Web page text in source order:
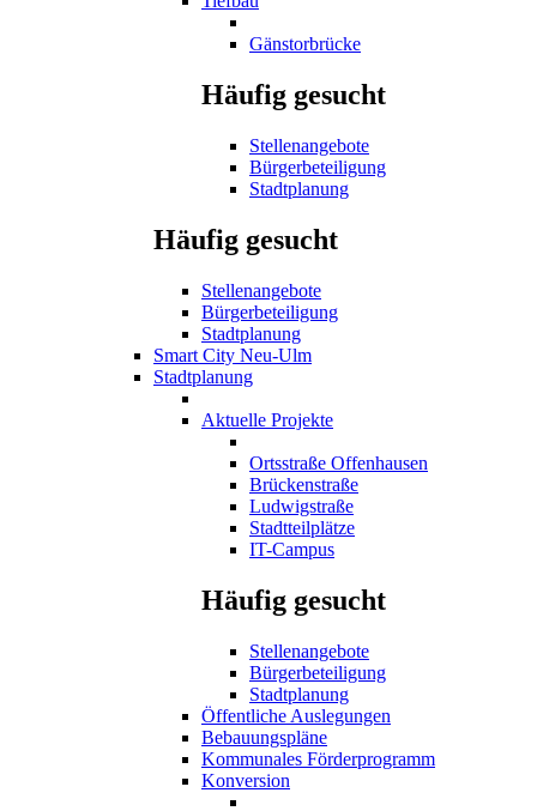
Gänstorbrücke
Häufig gesucht
Stellenangebote
Bürgerbeteiligung
Stadtplanung
Häufig gesucht
Stellenangebote
Bürgerbeteiligung
Stadtplanung
Smart City Neu-Ulm
Stadtplanung
Aktuelle Projekte
Ortsstraße Offenhausen
Brückenstraße
Ludwigstraße
Stadtteilplätze
IT-Campus
Häufig gesucht
Stellenangebote
Bürgerbeteiligung
Stadtplanung
Öffentliche Auslegungen
Bebauungspläne
Kommunales Förderprogramm
Konversion